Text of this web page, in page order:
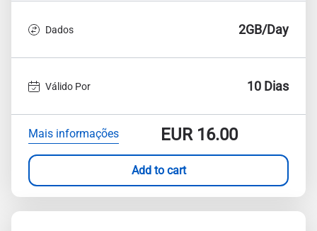
Dados 2GB/Day
Válido Por 10 Dias
Mais informações EUR16.00
Add to cart